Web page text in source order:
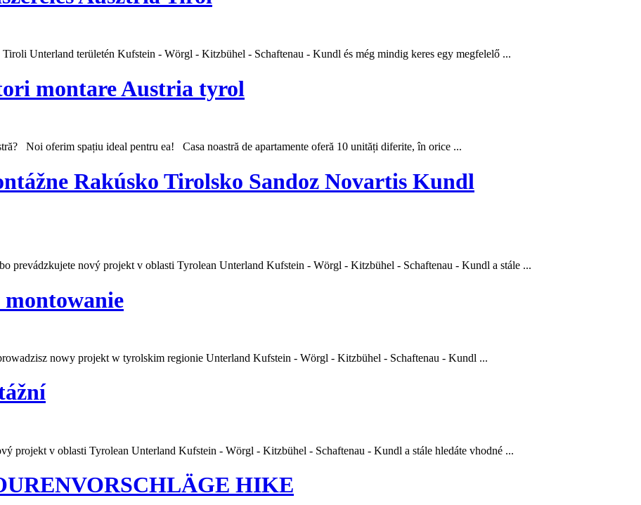
Unterland területén Kufstein - Wörgl - Kitzbühel - Schaftenau - Kundl és még mindig keres egy megfelelő ...
montare Austria tyrol
Noi oferim spațiu ideal pentru ea! Casa noastră de apartamente oferă 10 unități diferite, în orice ...
Rakúsko Tirolsko Sandoz Novartis Kundl
prevádzkujete nový projekt v oblasti Tyrolean Unterland Kufstein - Wörgl - Kitzbühel - Schaftenau - Kundl a stále ...
nowy projekt w tyrolskim regionie Unterland Kufstein - Wörgl - Kitzbühel - Schaftenau - Kundl ...
projekt v oblasti Tyrolean Unterland Kufstein - Wörgl - Kitzbühel - Schaftenau - Kundl a stále hledáte vhodné ...
HIKE